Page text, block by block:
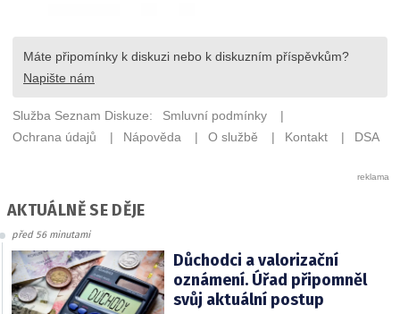
AKTUÁLNĚ SE DĚJE
před 56 minutami
Důchodci a valorizační
oznámení. Úřad připomněl
svůj aktuální postup